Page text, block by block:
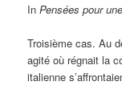
InPensées pour
Troisième cas. Au
agité où régnait la
italienne